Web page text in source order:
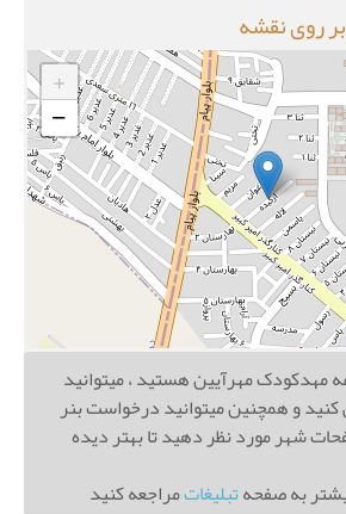
روی نقشه
+
−
مهدکودک مهرآیین هستید ، میتوانید
و همچنین میتوانید درخواست بنر
شهر مورد نظر دهید تا بهتر دیده
به صفحهتبلیغاتمراجعه کنید